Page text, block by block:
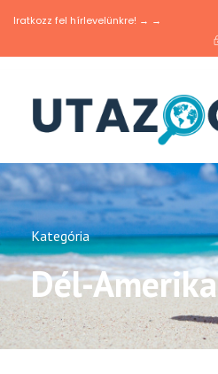
Iratkozz fel hírlevelünkre! → →
Kategória
Dél-Amerika